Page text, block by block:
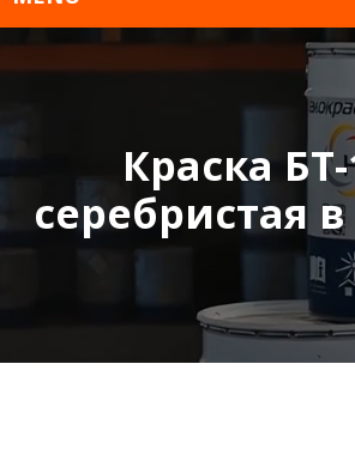
Краска
серебристая